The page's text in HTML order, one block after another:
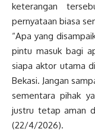
keterangan
pernyataan biasa
“Apa yang
pintu masuk bagi
siapa aktor utama
Bekasi. Jangan
sementara pihak
justru tetap aman
(22/4/2026).